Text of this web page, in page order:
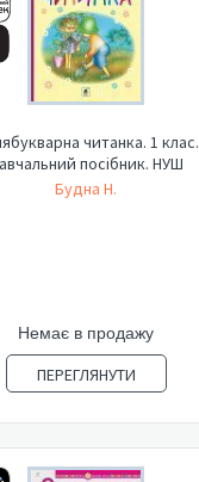
читанка. 1 клас.
посібник. НУШ
Будна Н.
Немає в продажу
ПЕРЕГЛЯНУТИ